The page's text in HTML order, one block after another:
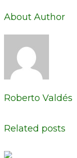
About Author
Roberto Valdés
Related posts